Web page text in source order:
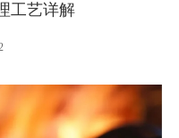
工艺详解